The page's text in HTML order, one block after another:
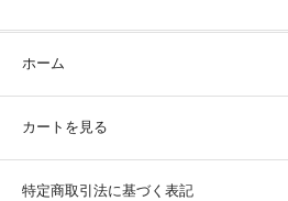
ホーム
カートを見る
特定商取引法に基づく表記